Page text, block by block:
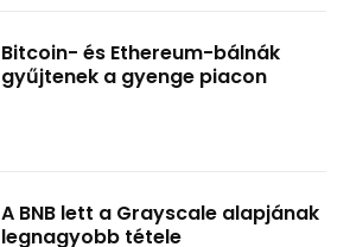
Bitcoin- és Ethereum-bálnák
gyűjtenek a gyenge piacon
A BNB lett a Grayscale alapjának
legnagyobb tétele